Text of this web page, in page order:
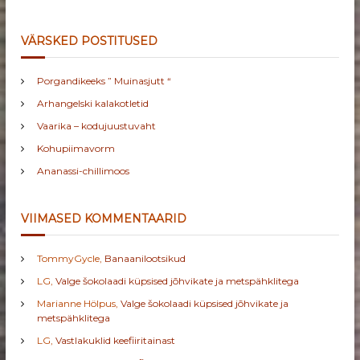
VÄRSKED POSTITUSED
Porgandikeeks ” Muinasjutt “
Arhangelski kalakotletid
Vaarika – kodujuustuvaht
Kohupiimavorm
Ananassi-chillimoos
VIIMASED KOMMENTAARID
TommyGycle Banaanilootsikud
LG ,Valge šokolaadi küpsised jõhvikate ja metspähklitega
Marianne Hölpus ,Valge šokolaadi küpsised jõhvikate ja
metspähklitega
LG ,Vastlakuklid keefiiritainast